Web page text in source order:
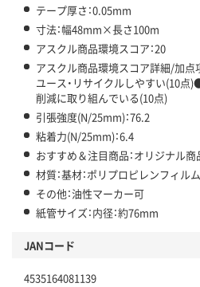
テープ厚さ：0.05mm
寸法：幅48mm×長さ100m
アスクル商品環境スコア：20
アスクル商品環境スコア詳細/加点
ユース・リサイクルしやすい(10
削減に取り組んでいる(10点)
引張強度(N/25mm)：76.2
粘着力(N/25mm)：6.4
おすすめ＆注目商品：オリジナル商
材質：基材：ポリプロピレンフィル
その他：油性マーカー可
紙管サイズ：内径：約76mm
JANコード
4535164081139